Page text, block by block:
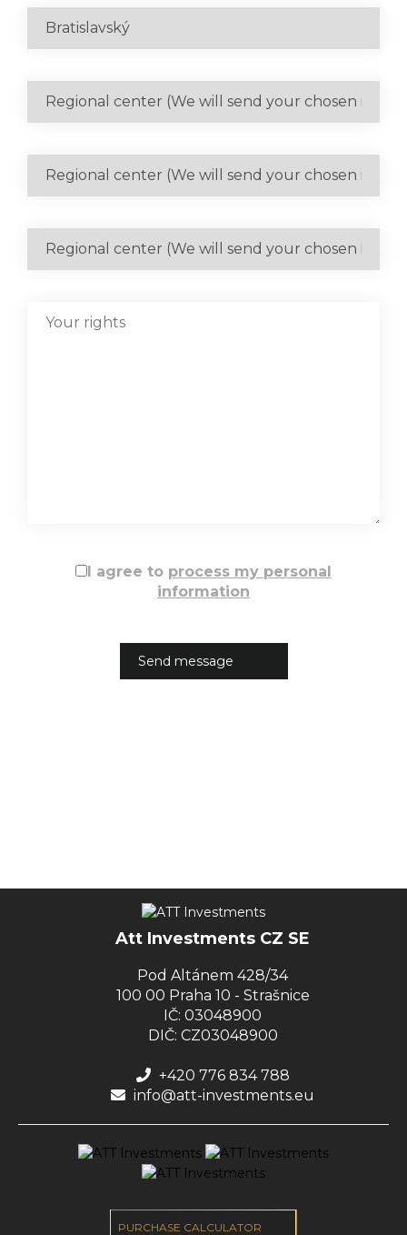
I agree to process my personal
information
Att Investments CZ SE
Pod Altánem 428/34
100 00 Praha 10 - Strašnice
IČ: 03048900
DIČ: CZ03048900
+420 776 834 788
info@att-investments.eu
PURCHASE CALCULATOR